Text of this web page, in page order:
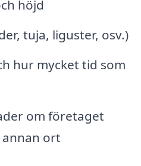
höjd
tuja, liguster, osv.)
hur mycket tid som
om företaget
ort